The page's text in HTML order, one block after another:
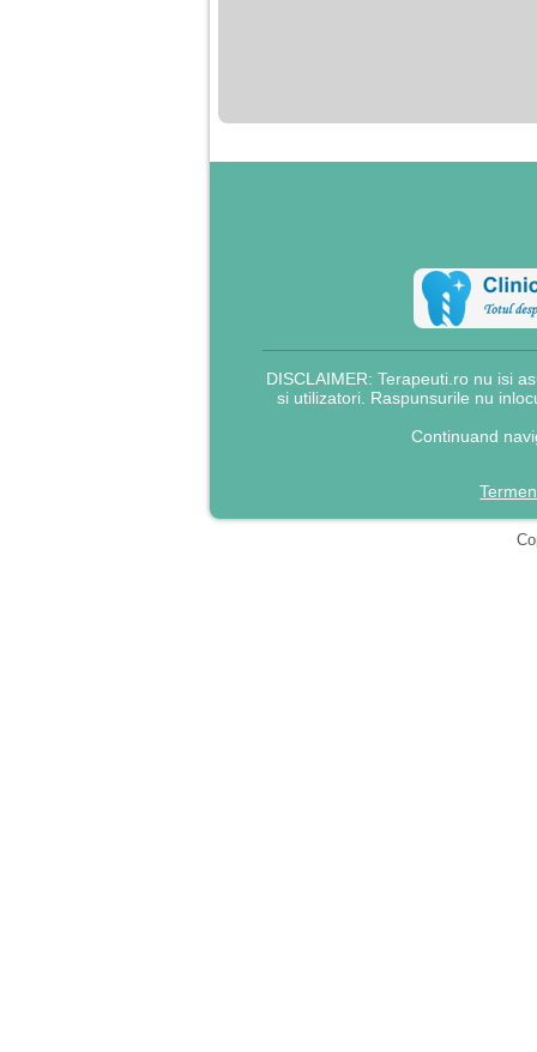
DISCLAIMER: Terapeuti.ro nu isi
si utilizatori. Raspunsurile nu
Continuand